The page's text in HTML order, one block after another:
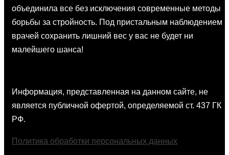
объединила все без исключения современные методы
борьбы за стройность. Под пристальным наблюдением
врачей сохранить лишний вес у вас не будет ни
малейшего шанса!
Информация, представленная на данном сайте, не
является публичной офертой, определяемой ст. 437 ГК
РФ.
Политика обработки персональных данных